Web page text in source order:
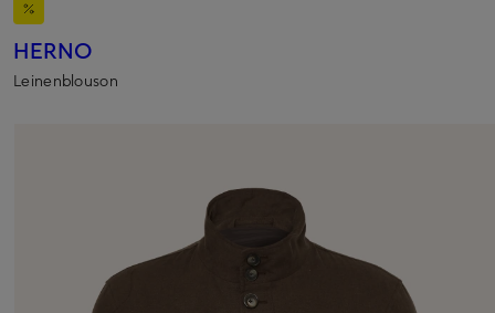
HERNO
Leinenblouson